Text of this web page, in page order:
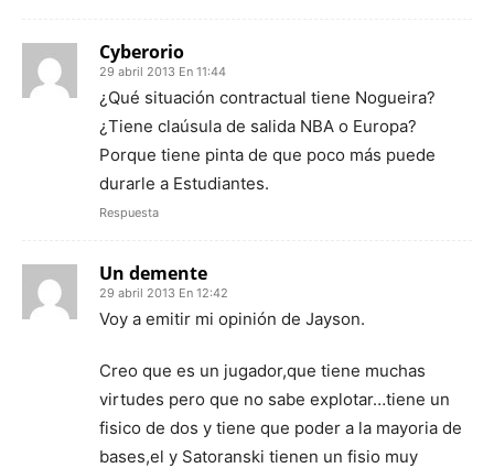
Cyberorio
29 abril 2013 En 11:44
¿Qué situación contractual tiene Nogueira?
¿Tiene claúsula de salida NBA o Europa?
Porque tiene pinta de que poco más puede
durarle a Estudiantes.
Respuesta
Un demente
29 abril 2013 En 12:42
Voy a emitir mi opinión de Jayson.
Creo que es un jugador,que tiene muchas
virtudes pero que no sabe explotar…tiene un
fisico de dos y tiene que poder a la mayoria de
bases,el y Satoranski tienen un fisio muy